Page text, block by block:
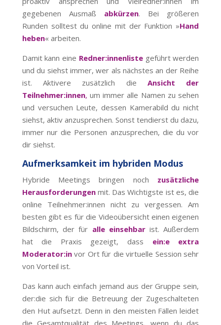
gegebenen Ausmaß abkürzen. Bei größeren
Runden solltest du online mit der Funktion »Hand
heben« arbeiten.
Damit kann eine Redner:innenliste geführt werden
und du siehst immer, wer als nächstes an der Reihe
ist. Aktivere zusätzlich die
Ansicht der
Teilnehmer:innen, um immer alle Namen zu sehen
und versuchen Leute, dessen Kamerabild du nicht
siehst, aktiv anzusprechen. Sonst tendierst du dazu,
immer nur die Personen anzusprechen, die du vor
dir siehst.
Aufmerksamkeit im hybriden Modus
Hybride Meetings bringen noch zusätzliche
Herausforderungenmit. Das Wichtigste ist es, die
online Teilnehmer:innen nicht zu vergessen. Am
besten gibt es für die Videoübersicht einen eigenen
Bildschirm, der für alle einsehbarist. Außerdem
hat die Praxis gezeigt, dass ein:e extra
Moderator:invor Ort für die virtuelle Session sehr
von Vorteil ist.
Das kann auch einfach jemand aus der Gruppe sein,
der:die sich für die Betreuung der Zugeschalteten
den Hut aufsetzt. Denn in den meisten Fällen leidet
die Gesamtqualität des Meetings, wenn du das